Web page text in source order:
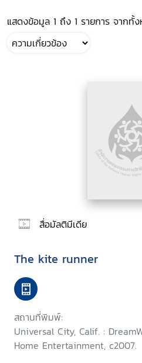
แสดงข้อมูล 1 ถึง 1 รายการ จากทั้
สื่อมัลติมีเดีย
The kite runner
สถานที่พิมพ์:
Universal City, Calif. :
Home Entertainment, c2007.